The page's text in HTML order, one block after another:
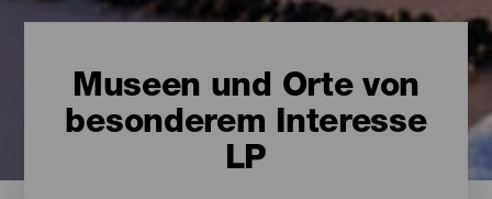
Museen und Orte von
besonderem Interesse
LP